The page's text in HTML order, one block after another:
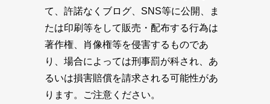
て、許諾なくブログ、SNS等に公開、ま
たは印刷等をして販売・配布する行為は
著作権、肖像権等を侵害するものであ
り、場合によっては刑事罰が科され、あ
るいは損害賠償を請求される可能性があ
ります。ご注意ください。